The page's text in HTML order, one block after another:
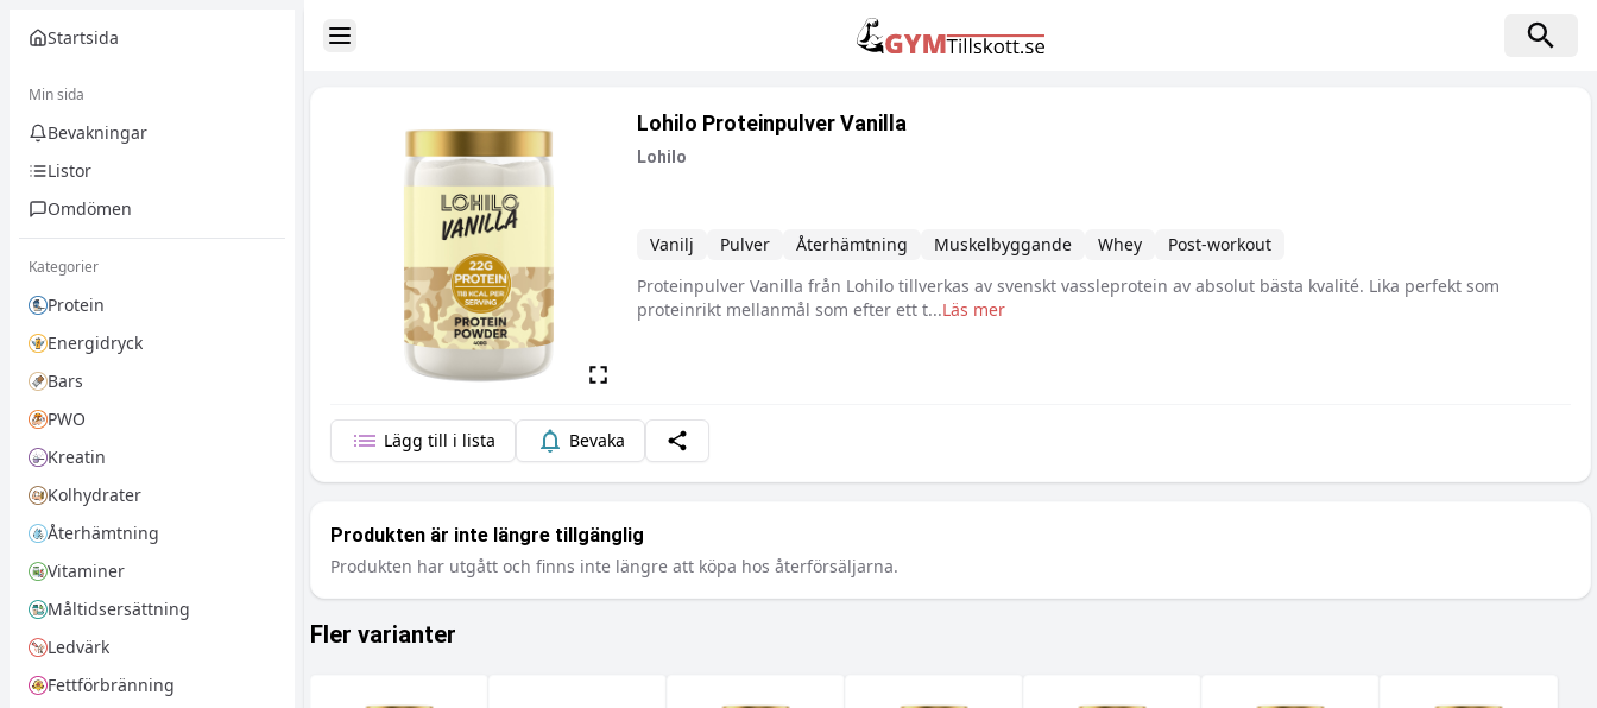
Startsida
Min sida
Bevakningar
Listor
Omdömen
Kategorier
Protein
Energidryck
Bars
PWO
Kreatin
Kolhydrater
Återhämtning
Vitaminer
Måltidsersättning
Ledvärk
Fettförbränning
Toggle Sidebar
Lohilo Proteinpulver Vanilla
Lohilo
Vanilj Pulver Återhämtning Muskelbyggande Whey
Post-workout
Beskrivning
Proteinpulver Vanilla från Lohilo tillverkas av svenskt vassleprotein av absolut bästa kvalité. Lika perfekt som
proteinrikt mellanmål som efter ett t...Läs mer
Lägg till i lista Bevaka Dela
Produkten är inte längre tillgänglig
Produkten har utgått och finns inte längre att köpa hos återförsäljarna.
Fler varianter